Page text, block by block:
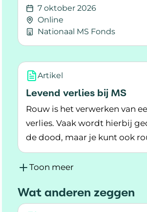
7 oktober 2026
Online
Nationaal MS Fonds
Lees meer over Can Do
Artikel
Levend verlies bij MS
Rouw is het verwerken van
verlies. Vaak wordt hierbij
de dood, maar je kunt ook
verlies van gezondheid.
Lees meer over Levend
Toon meer
Wat anderen zeggen